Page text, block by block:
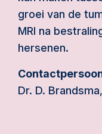
groei van de
MRI na
hersenen.
Dr. D.